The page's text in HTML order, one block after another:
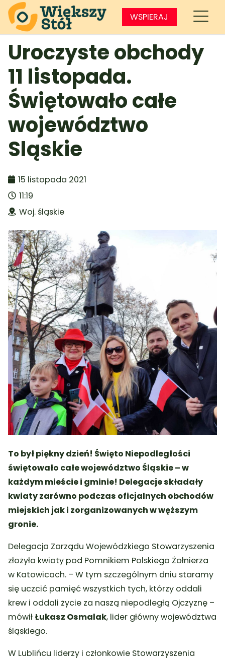
WSPIERAJ
Uroczyste obchody
11 listopada.
Świętowało całe
województwo
Sląskie
15 listopada 2021
11:19
Woj. śląskie
To był piękny dzień! Święto Niepodległości
świętowało całe województwo Śląskie – w
każdym mieście i gminie! Delegacje składały
kwiaty zarówno podczas oficjalnych obchodów
miejskich jak i zorganizowanych w węższym
gronie.
Delegacja Zarządu Wojewódzkiego Stowarzyszenia
złożyła kwiaty pod Pomnikiem Polskiego Żołnierza
w Katowicach. – W tym szczególnym dniu staramy
się uczcić pamięć wszystkich tych, którzy oddali
krew i oddali życie za naszą niepodległą Ojczyznę –
mówił Łukasz Osmalak, lider główny województwa
śląskiego.
W Lublińcu liderzy i członkowie Stowarzyszenia